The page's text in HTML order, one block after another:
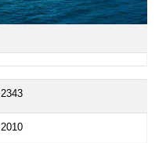
2343
2010